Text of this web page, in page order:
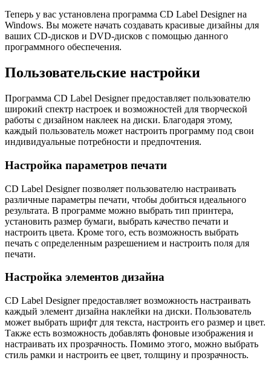
Теперь у вас установлена программа CD Label Designer на
Windows. Вы можете начать создавать красивые дизайны для
ваших CD-дисков и DVD-дисков с помощью данного
программного обеспечения.
Пользовательские настройки
Программа CD Label Designer предоставляет пользователю
широкий спектр настроек и возможностей для творческой
работы с дизайном наклеек на диски. Благодаря этому,
каждый пользователь может настроить программу под свои
индивидуальные потребности и предпочтения.
Настройка параметров печати
CD Label Designer позволяет пользователю настраивать
различные параметры печати, чтобы добиться идеального
результата. В программе можно выбрать тип принтера,
установить размер бумаги, выбрать качество печати и
настроить цвета. Кроме того, есть возможность выбрать
печать с определенным разрешением и настроить поля для
печати.
Настройка элементов дизайна
CD Label Designer предоставляет возможность настраивать
каждый элемент дизайна наклейки на диски. Пользователь
может выбрать шрифт для текста, настроить его размер и цвет.
Также есть возможность добавлять фоновые изображения и
настраивать их прозрачность. Помимо этого, можно выбрать
стиль рамки и настроить ее цвет, толщину и прозрачность.